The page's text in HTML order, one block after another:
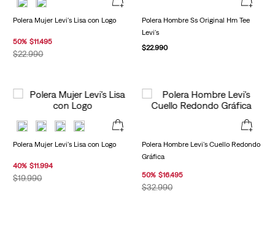
Polera Mujer Levi's Lisa con Logo
50% $11.495
$22.990
Polera Hombre Ss Original Hm Tee
Levi's
$22.990
Polera Mujer Levi's Lisa con Logo
40% $11.994
$19.990
Polera Hombre Levi's Cuello Redondo
Gráfica
50% $16.495
$32.990